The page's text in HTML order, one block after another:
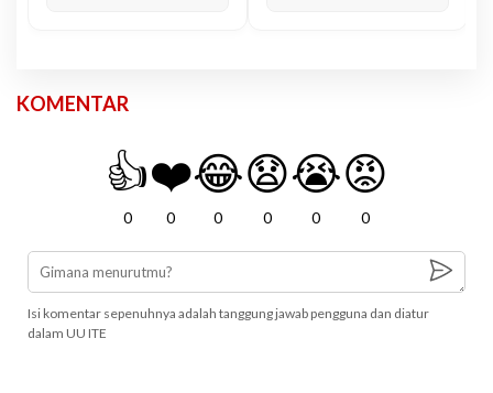
KOMENTAR
👍
0
❤️
0
😂
0
😧
0
😭
0
😡
0
Isi komentar sepenuhnya adalah tanggung jawab pengguna dan diatur
dalam UU ITE